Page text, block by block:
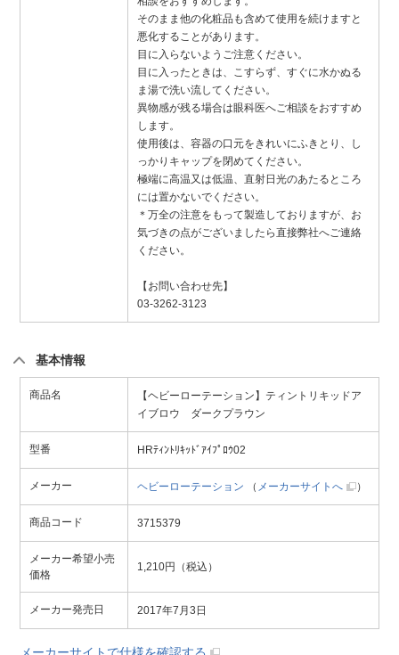
そのまま他の化粧品も含めて使用を続けますと
悪化することがあります。
目に入らないようご注意ください。
目に入ったときは、こすらず、すぐに水かぬる
ま湯で洗い流してください。
異物感が残る場合は眼科医へご相談をおすすめ
します。
使用後は、容器の口元をきれいにふきとり、し
っかりキャップを閉めてください。
極端に高温又は低温、直射日光のあたるところ
には置かないでください。
＊万全の注意をもって製造しておりますが、お
気づきの点がございましたら直接弊社へご連絡
ください。
【お問い合わせ先】
03-3262-3123
基本情報
商品名
【ヘビーローテーション】ティントリキッドア
イブロウ ダークプラウン
型番 HRﾃｨﾝﾄﾘｷｯﾄﾞｱｲﾌﾟﾛｳ02
メーカー ヘビーローテーション （ メーカーサイトへ ）
商品コード 3715379
メーカー希望小売
価格
1,210円（税込）
メーカー発売日 2017年7月3日